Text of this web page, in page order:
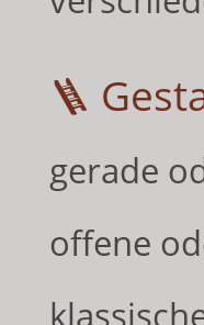
🪜
gerade
offene